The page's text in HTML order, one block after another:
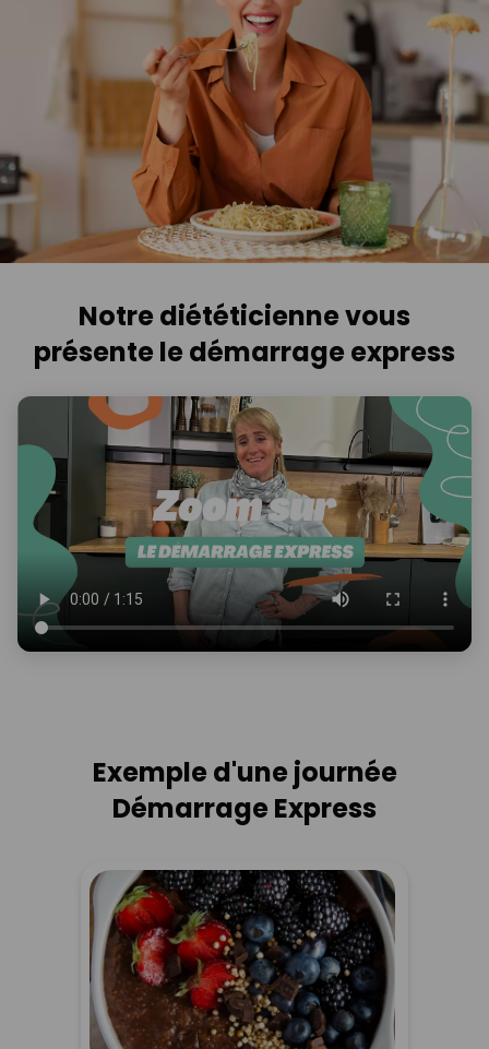
Notre diététicienne vous
présente le démarrage express
Exemple d'une journée
Démarrage Express